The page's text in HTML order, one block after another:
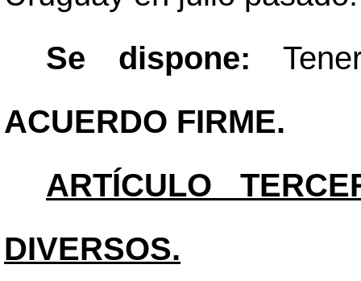
Se dispone:
ACUERDO FIRME.
ARTÍCULO
DIVERSOS.